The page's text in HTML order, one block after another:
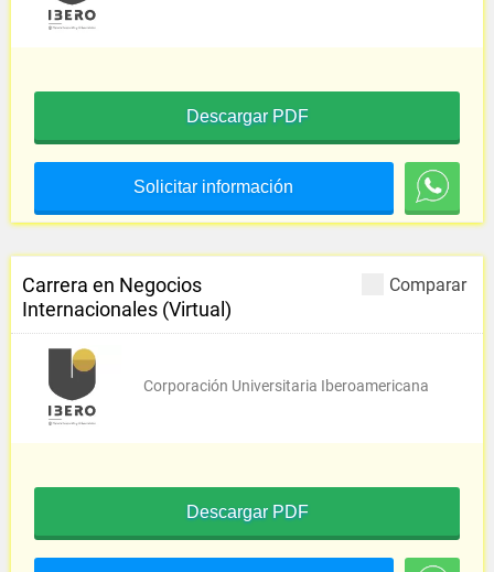
Descargar PDF
Solicitar información
Comparar
Carrera en Negocios
Internacionales (Virtual)
Corporación Universitaria Iberoamericana
Descargar PDF